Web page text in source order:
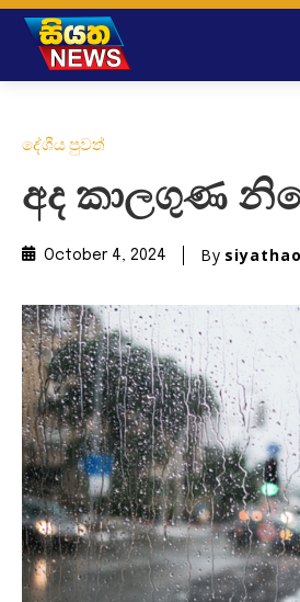
දේශීය පුවත්
අද කාලගුණ
October 4, 2024 By